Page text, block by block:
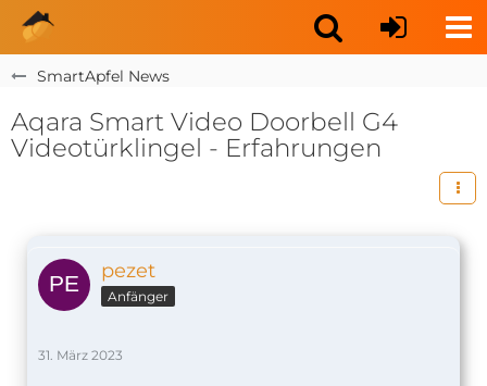
SmartApfel News
Aqara Smart Video Doorbell G4
Videotürklingel - Erfahrungen
pezet
Anfänger
31. März 2023